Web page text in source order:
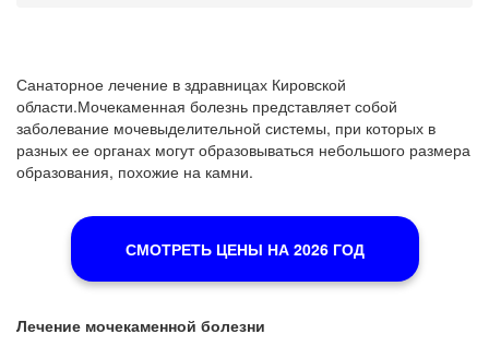
Санаторное лечение в здравницах Кировской
области.Мочекаменная болезнь представляет собой
заболевание мочевыделительной системы, при которых в
разных ее органах могут образовываться небольшого размера
образования, похожие на камни.
СМОТРЕТЬ ЦЕНЫ НА 2026 ГОД
Лечение мочекаменной болезни